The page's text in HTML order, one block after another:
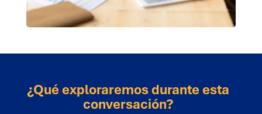
¿Qué exploraremos durante esta
conversación?